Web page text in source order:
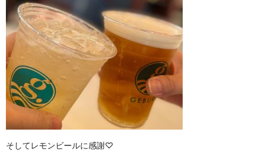
そしてレモンビールに感謝♡